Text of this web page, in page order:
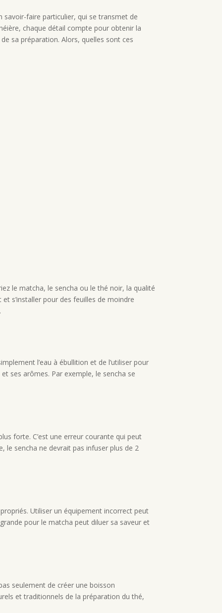
savoir-faire particulier, qui se transmet de
chaque détail compte pour obtenir la
sa préparation. Alors, quelles sont ces
le matcha, le sencha ou le thé noir, la qualité
s’installer pour des feuilles de moindre
l’eau à ébullition et de l’utiliser pour
ses arômes. Par exemple, le sencha se
forte. C’est une erreur courante qui peut
le sencha ne devrait pas infuser plus de 2
Utiliser un équipement incorrect peut
pour le matcha peut diluer sa saveur et
seulement de créer une boisson
et traditionnels de la préparation du thé,